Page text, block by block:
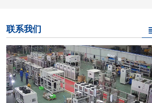
联系我们